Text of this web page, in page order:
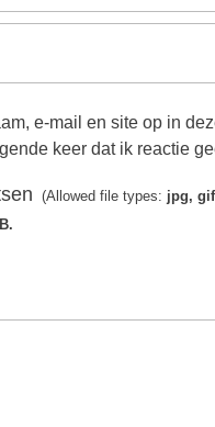
e-mail en site op in
keer dat ik reactie
(Allowed file types: jpg,